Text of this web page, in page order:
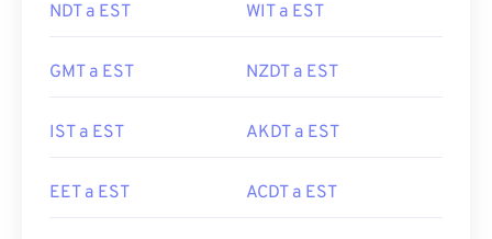
NDT a EST WIT a EST
GMT a EST NZDT a EST
IST a EST AKDT a EST
EET a EST ACDT a EST